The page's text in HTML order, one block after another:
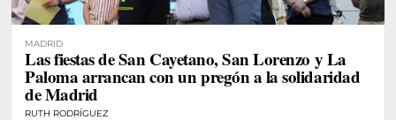
MADRID
Las fiestas de San Cayetano, San Lorenzo y La
Paloma arrancan con un pregón a la solidaridad
de Madrid
RUTH RODRÍGUEZ